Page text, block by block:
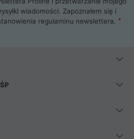
wiadomości. Zapoznałem się i
regulaminu newslettera.